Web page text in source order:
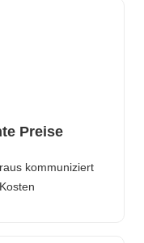
Preise
kommuniziert